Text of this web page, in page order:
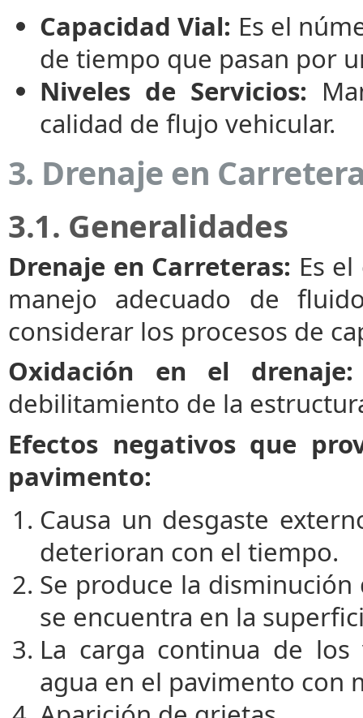
Capacidad Vial: Es el
de tiempo que pasan por
Niveles de Servicios:
calidad de flujo vehicular.
3. Drenaje en
3.1. Generalidades
Drenaje en Carreteras: Es
manejo adecuado de
considerar los procesos de
Oxidación en el drenaje:
debilitamiento de la
Efectos negativos que
pavimento:
Causa un desgaste
deterioran con el tiempo.
Se produce la
se encuentra en la
La carga continua de
agua en el pavimento con